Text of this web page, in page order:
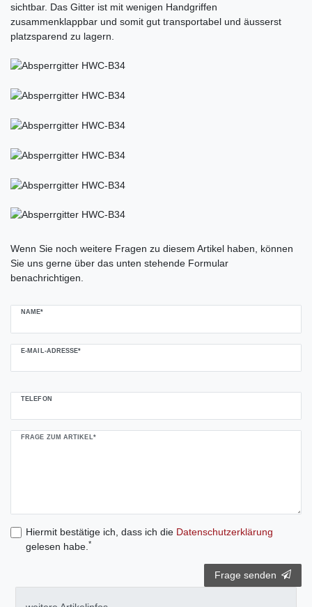
sichtbar. Das Gitter ist mit wenigen Handgriffen
zusammenklappbar und somit gut transportabel und äusserst
platzsparend zu lagern.
Wenn Sie noch weitere Fragen zu diesem Artikel haben, können
Sie uns gerne über das unten stehende Formular
benachrichtigen.
NAME*
E-MAIL-ADRESSE*
TELEFON
FRAGE ZUM ARTIKEL*
Hiermit bestätige ich, dass ich die Daten­schutz­erklärung
gelesen habe. *
Frage senden